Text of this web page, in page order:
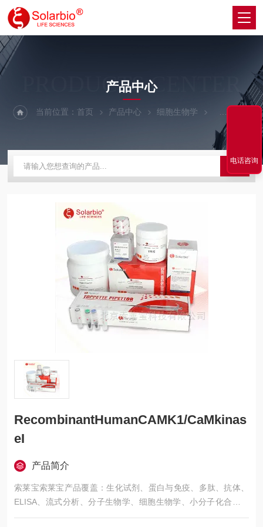
PRODUCTS CENTER
产品中心
当前位置：首页 产品中心 细胞生物学 细胞生长因子
RecombinantHumanCAMK1/CaMkinas
eI
产品简介
索莱宝索莱宝产品覆盖：生化试剂、蛋白与免疫、多肽、抗体、
ELISA、流式分析、分子生物学、细胞生物学、小分子化合物、
生化试剂盒、染色试剂、分析标准品、微生物培养、层析介质、
电话咨询